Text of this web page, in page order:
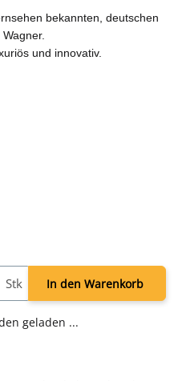
bekannten, deutschen
und innovativ.
Stk In den Warenkorb
geladen ...